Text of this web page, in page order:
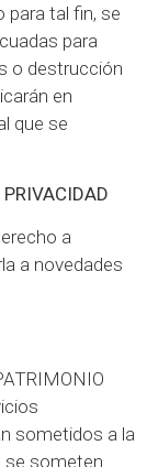
para tal fin, se
para
o destrucción
en
que se
a
a novedades
sometidos a la
se someten